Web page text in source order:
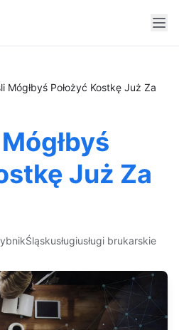
Mógłbyś Położyć Kostkę Już Za
Już Za
Śląskusługiusługi brukarskie